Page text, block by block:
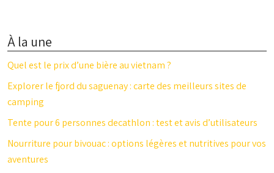
À la une
Quel est le prix d’une bière au vietnam ?
Explorer le fjord du saguenay : carte des meilleurs sites de
camping
Tente pour 6 personnes decathlon : test et avis d’utilisateurs
Nourriture pour bivouac : options légères et nutritives pour vos
aventures